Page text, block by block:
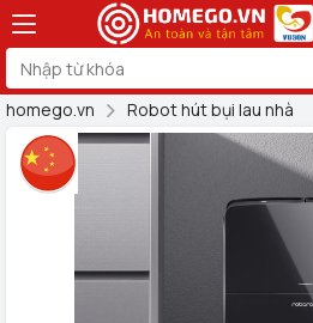
homego.vn Robot hút bụi lau nhà